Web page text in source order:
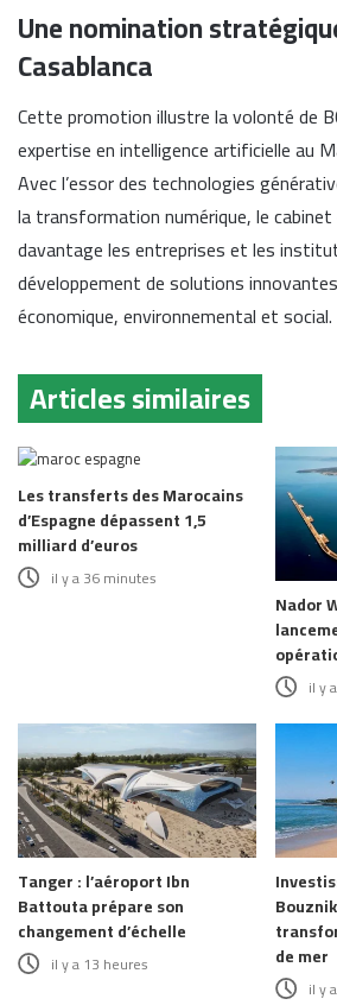
Une nomination
Casablanca
Cette promotion illustre la volonté de
expertise en intelligence artificielle au
Avec l’essor des technologies
la transformation numérique, le
davantage les entreprises et les
développement de solutions
économique, environnemental et social.
Articles similaires
Les transferts des Marocains
d’Espagne dépassent 1,5
milliard d’euros
il y a 36 minutes
Nador
il y
Tanger : l’aéroport Ibn
Battouta prépare son
changement d’échelle
il y a 13 heures
de mer
il y